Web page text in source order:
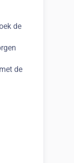
de
de